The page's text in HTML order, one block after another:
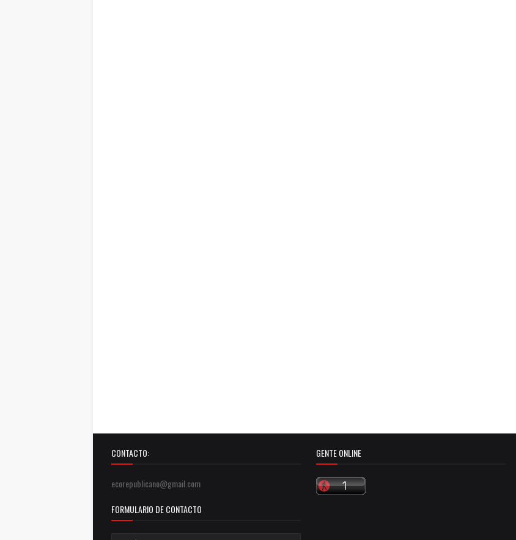
CONTACTO:
ecorepublicano@gmail.com
FORMULARIO DE CONTACTO
GENTE ONLINE